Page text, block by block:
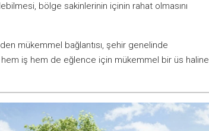
bölge sakinlerinin içinin rahat olmasını
mükemmel bağlantısı, şehir genelinde
iş hem de eğlence için mükemmel bir üs haline